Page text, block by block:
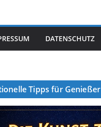
DATENSCHUTZ
Tipps für Genießer